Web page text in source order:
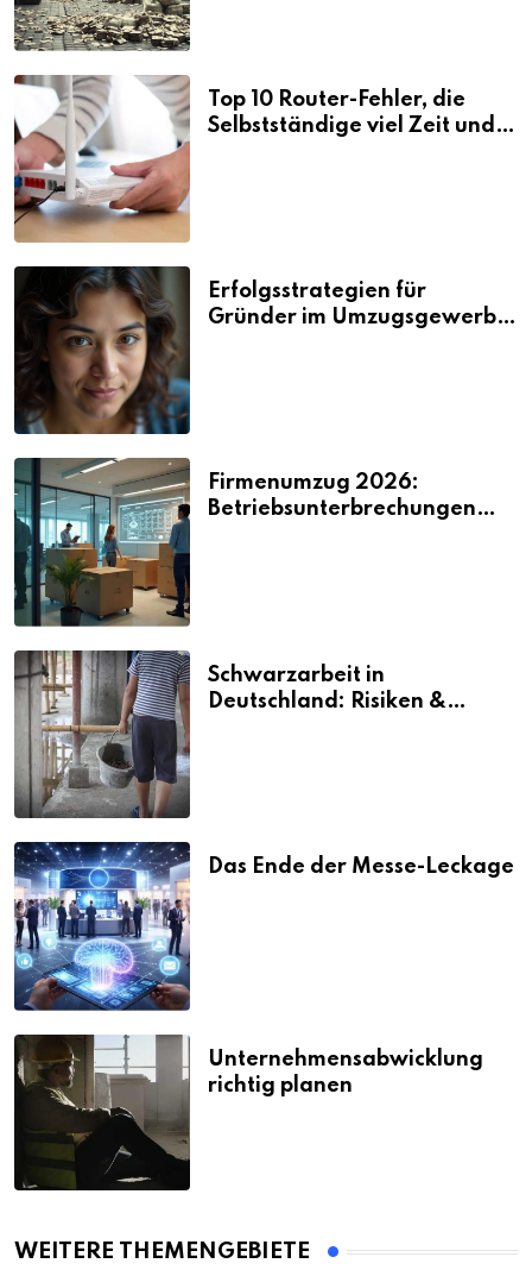
Top 10 Router-Fehler, die
Selbstständige viel Zeit und
Erfolgsstrategien für
Gründer im Umzugsgewerbe
Firmenumzug 2026:
Betriebsunterbrechungen
Schwarzarbeit in
Deutschland: Risiken &
Das Ende der Messe-Leckage
Unternehmensabwicklung
richtig planen
WEITERE THEMENGEBIETE